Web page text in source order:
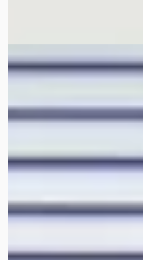
Hongqi E-HS9·2024
€ 59.995
v.a. € 1.272/mnd
2024 · 7.442 km · Elektrisch · Automaat
147 dagen geleden geplaatst
Bekijk aanbieding →